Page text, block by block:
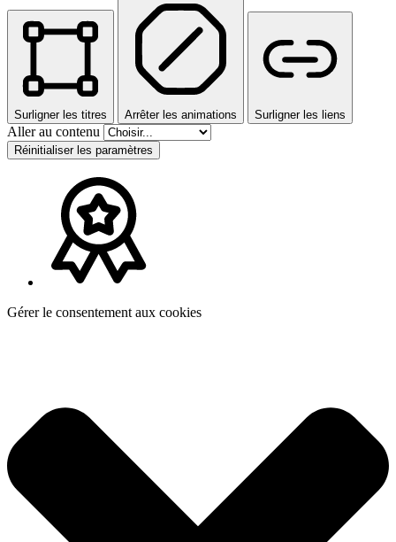
Surligner les titres Arrêter les animations Surligner les liens
Aller au contenu
Réinitialiser les paramètres
Gérer le consentement aux cookies